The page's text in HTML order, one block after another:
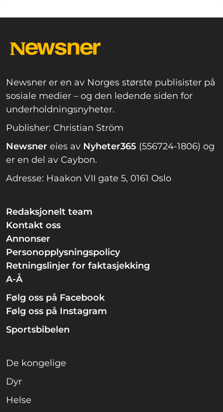
Newsner er en av Norges største publisister på
sosiale medier – og den ledende siden for
underholdningsnyheter.
Publisher: Christian Ström
Newsner eies av Nyheter365 (556724-1806) og
er en del av Caybon.
Adresse: Haakon VII gate 5, 0161 Oslo
Redaksjonelt team
Kontakt oss
Annonser
Personopplysningspolicy
Retningslinjer for faktasjekking
A-Å
Følg oss på Facebook
Følg oss på Instagram
Sportsbibelen
De kongelige
Dyr
Helse